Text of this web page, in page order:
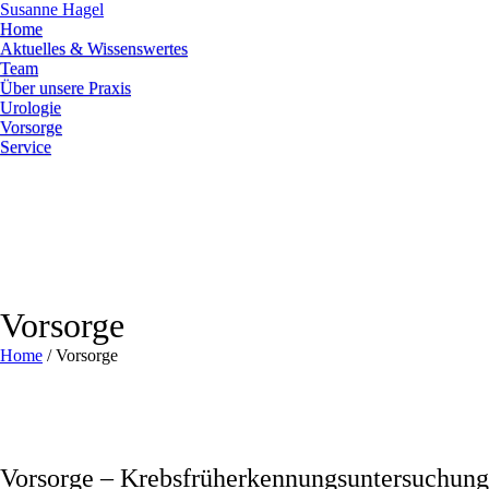
Susanne Hagel
Home
Aktuelles & Wissenswertes
Team
Über unsere Praxis
Urologie
Vorsorge
Service
Vorsorge
Home /Vorsorge
Vorsorge –